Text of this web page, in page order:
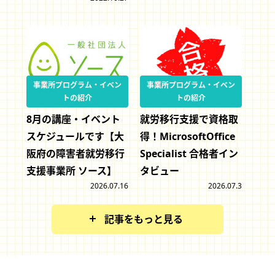
事業所プログラム・イベン
トの紹介
8月の講座・イベント
スケジュールです【大
阪府の障害者就労移行
支援事業所 ソース】
2026.07.16
事業所プログラム・イベン
トの紹介
就労移行支援で資格取
得！MicrosoftOffice
Specialist 合格者イン
タビュー
2026.07.3
記事をもっと見る